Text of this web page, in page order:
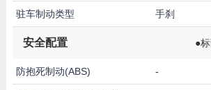
驻车制动类型 手刹
安全配置 ●
防抱死制动(ABS) -